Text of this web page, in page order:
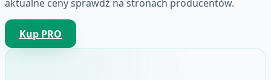
aktualne ceny sprawdź na stronach producentów.
Kup PRO